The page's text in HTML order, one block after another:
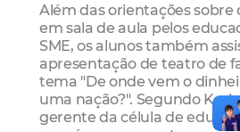
Além das orientações sobre
em sala de aula pelos
SME, os alunos também
apresentação de teatro de
tema "De onde vem o
uma nação?". Segundo
gerente da célula de